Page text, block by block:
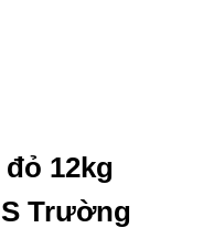
12kg
Trường